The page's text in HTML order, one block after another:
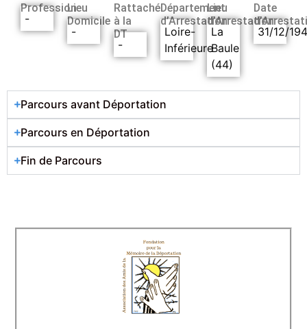
Profession
-
Lieu
Domicile
-
Rattaché
à la
DT
-
Département
d’Arrestation
Loire-
Inférieure
Lieu
d’Arrestation
La
Baule
(44)
Date
31/12/
Parcours avant Déportation
Parcours en Déportation
Fin de Parcours